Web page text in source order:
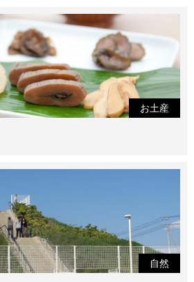
お土産
自然